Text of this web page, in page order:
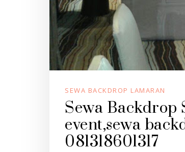
SEWA BACKDROP LAMARAN
Sewa Backdrop
event,sewa
081318601317